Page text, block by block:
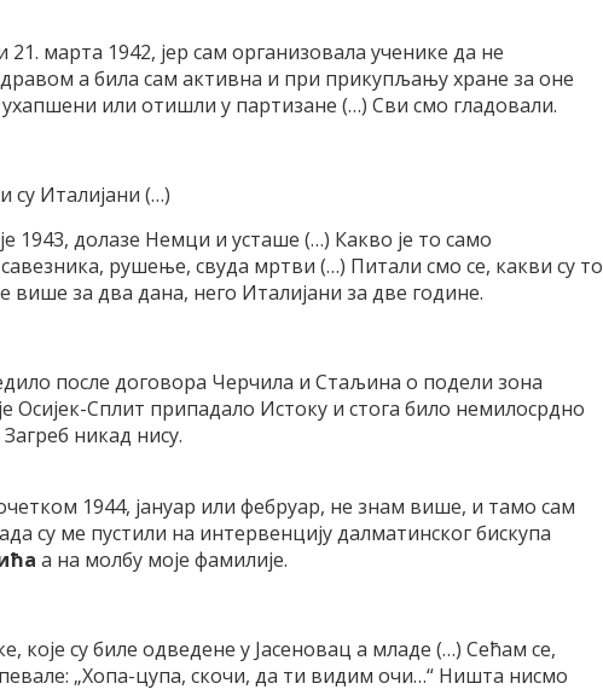
21. марта 1942, јер сам организовала ученике да не
а била сам активна и при прикупљању хране за оне
или отишли у партизане (…) Сви смо гладовали.
су Италијани (…)
1943, долазе Немци и усташе (…) Какво је то само
рушење, свуда мртви (…) Питали смо се, какви су то
за два дана, него Италијани за две године.
после договора Черчила и Стаљина о подели зона
Осијек-Сплит припадало Истоку и стога било немилосрдно
никад нису.
1944, јануар или фебруар, не знам више, и тамо сам
су ме пустили на интервенцију далматинског бискупа
а на молбу моје фамилије.
које су биле одведене у Јасеновац а младе (…) Сећам се,
„Хопа-цупа, скочи, да ти видим очи…“ Ништа нисмо